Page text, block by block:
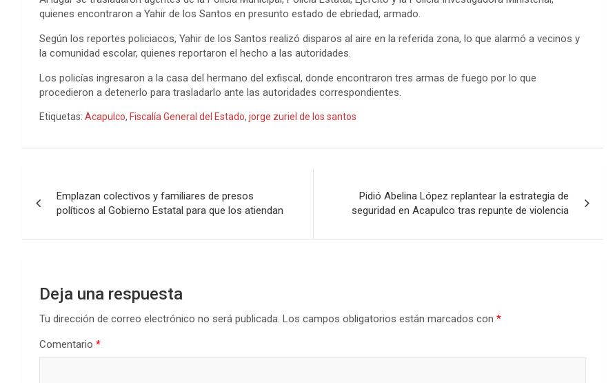
quienes encontraron a Yahir de los Santos en presunto estado de ebriedad, armado.
Según los reportes policiacos, Yahir de los Santos realizó disparos al aire en la referida zona, lo que alarmó a vecinos y
la comunidad escolar, quienes reportaron el hecho a las autoridades.
Los policías ingresaron a la casa del hermano del exfiscal, donde encontraron tres armas de fuego por lo que
procedieron a detenerlo para trasladarlo ante las autoridades correspondientes.
Etiquetas: Acapulco, Fiscalía General del Estado, jorge zuriel de los santos
de
entradas
Emplazan colectivos y familiares de presos
políticos al Gobierno Estatal para que los atiendan
Pidió Abelina López replantear la estrategia de
seguridad en Acapulco tras repunte de violencia
Deja una respuesta
Tu dirección de correo electrónico no será publicada. Los campos obligatorios están marcados con *
Comentario *